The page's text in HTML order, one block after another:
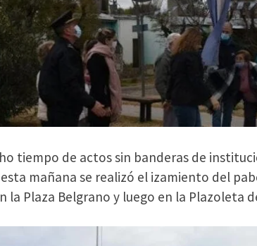
tiempo de actos sin banderas de
mañana se realizó el izamiento del
la Plaza Belgrano y luego en la Plazoleta